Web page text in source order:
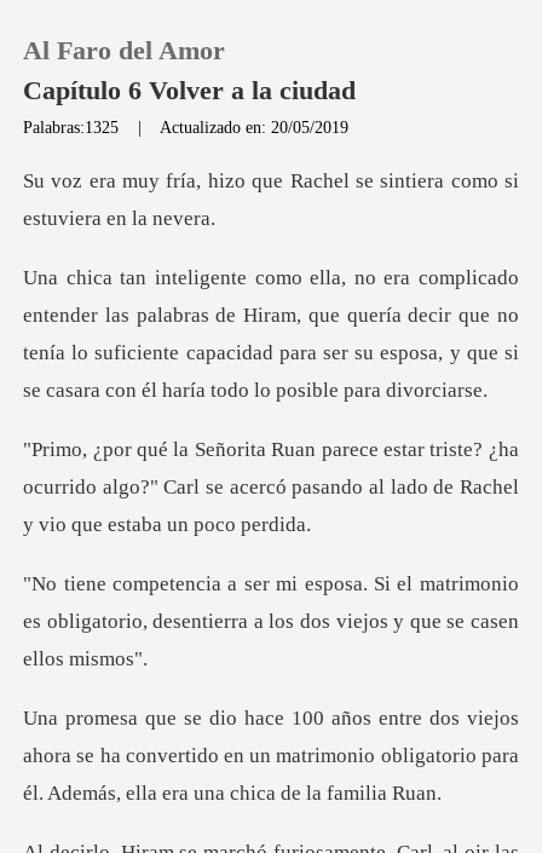
0
Historia
Salir
Instalar APP
Al Faro del Amor
Capítulo 6 Volver a la ciudad
Palabras:1325 | Actualizado en: 20/05/2019
ue Rachel se sintiera como
s de Hiram, que quería decir que no
tenía lo suficiente capacidad para ser
ste? ¿ha
ocurrido algo?" Carl se acercó pasando al
l matrimonio
es obligatorio, desentierra a
ahora se ha convertido en un matrimonio obligatorio pa